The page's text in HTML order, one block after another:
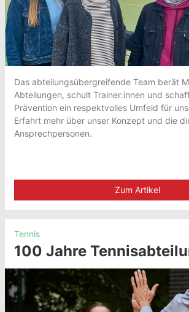
Das abteilungsübergreifende Team berät
Abteilungen, schult Trainer:innen und
Prävention ein respektvolles Umfeld für
Erfahrt mehr über unser Konzept und die
Ansprechpersonen.
Zum Artikel
Tennis
100 Jahre